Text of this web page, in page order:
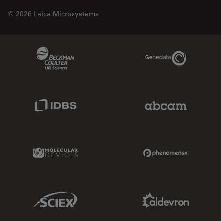
© 2026 Leica Microsystems
Genedata Link
Molecular Devices Link
Sciex Link